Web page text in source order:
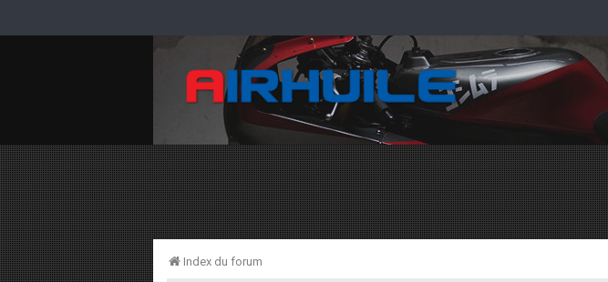
Index du forum